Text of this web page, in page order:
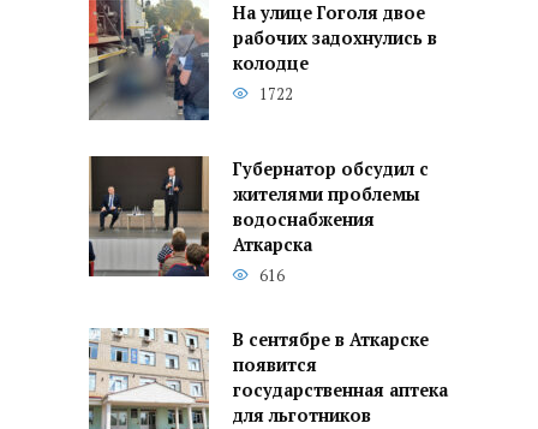
На улице Гоголя двое
рабочих задохнулись в
колодце
1722
Губернатор обсудил с
жителями проблемы
водоснабжения
Аткарска
616
В сентябре в Аткарске
появится
государственная аптека
для льготников